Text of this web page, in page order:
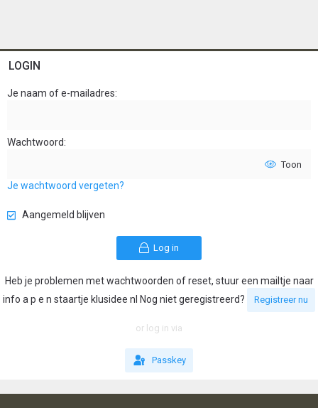
LOGIN
Je naam of e-mailadres
Wachtwoord
Toon
Je wachtwoord vergeten?
Aangemeld blijven
Log in
Heb je problemen met wachtwoorden of reset, stuur een mailtje naar
info a p e n staartje klusidee nl Nog niet geregistreerd?
Registreer nu
or log in via
Passkey